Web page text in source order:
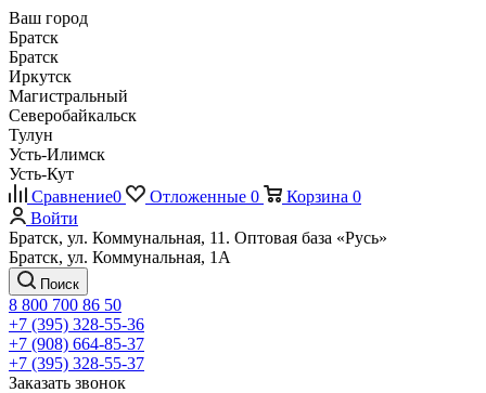
Ваш город
Братск
Братск
Иркутск
Магистральный
Северобайкальск
Тулун
Усть-Илимск
Усть-Кут
Сравнение0 Отложенные 0 Корзина 0
Войти
Братск, ул. Коммунальная, 11. Оптовая база «Русь»
Братск, ул. Коммунальная, 1А
Поиск
8 800 700 86 50
+7 (395) 328-55-36
+7 (908) 664-85-37
+7 (395) 328-55-37
Заказать звонок